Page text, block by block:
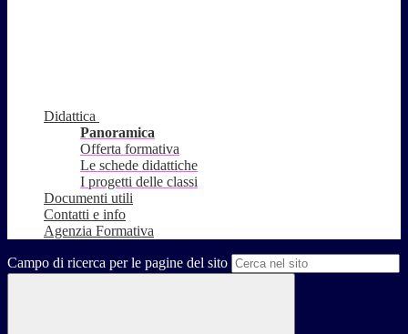
Didattica
Panoramica
Offerta formativa
Le schede didattiche
I progetti delle classi
Documenti utili
Contatti e info
Agenzia Formativa
Campo di ricerca per le pagine del sito